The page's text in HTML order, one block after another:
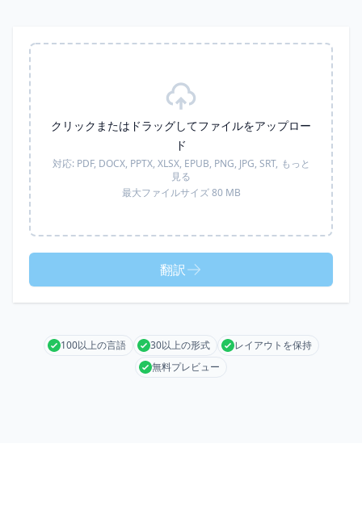
クリックまたはドラッグしてファイルをアップロー
ド
対応: PDF, DOCX, PPTX, XLSX, EPUB, PNG, JPG, SRT, もっと
見る
最大ファイルサイズ 80 MB
翻訳
100以上の言語 30以上の形式
レイアウトを保持
無料プレビュー